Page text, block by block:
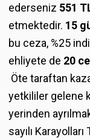
ederseniz 551
etmektedir. 15
bu ceza, %25
ehliyete de 20
Öte taraftan
yetkililer gelene
yerinden
sayılı